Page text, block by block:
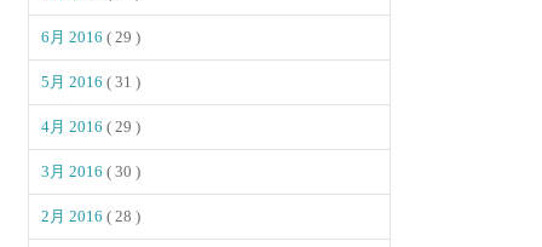
6月 2016( 29 )
5月 2016( 31 )
4月 2016( 29 )
3月 2016( 30 )
2月 2016( 28 )